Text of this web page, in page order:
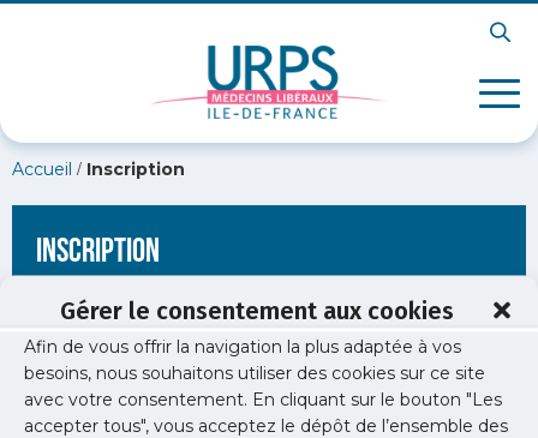
Gérer le consentement aux cookies
Afin de vous offrir la navigation la plus adaptée à vos
besoins, nous souhaitons utiliser des cookies sur ce site
avec votre consentement. En cliquant sur le bouton "Les
accepter tous", vous acceptez le dépôt de l’ensemble des
Accueil / Inscription
Inscription
[wppb-register form_name="inscription"
redirect_url="https://www.urps-med-
idf.org/presentation/attachment/1849/"]